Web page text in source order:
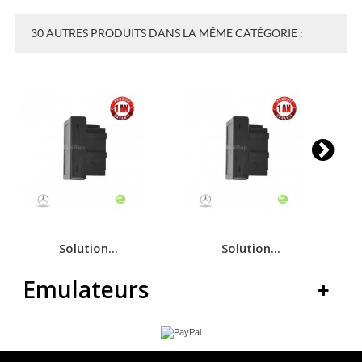
30 AUTRES PRODUITS DANS LA MÊME CATÉGORIE :
Solution... Solution...
Emulateurs